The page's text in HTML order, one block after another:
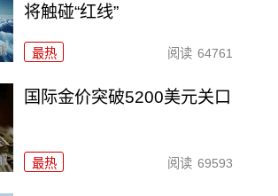
将触碰“红线”
最热 阅读 64761
国际金价突破5200美元关口
最热 阅读 69593